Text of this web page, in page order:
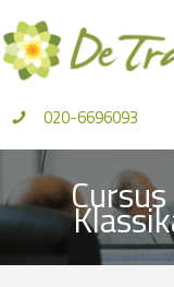
naar
de
inhoud
020-6696093